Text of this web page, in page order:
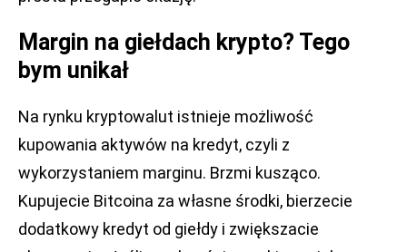
Margin na giełdach krypto? Tego
bym unikał
Na rynku kryptowalut istnieje możliwość
kupowania aktywów na kredyt, czyli z
wykorzystaniem marginu. Brzmi kusząco.
Kupujecie Bitcoina za własne środki, bierzecie
dodatkowy kredyt od giełdy i zwiększacie